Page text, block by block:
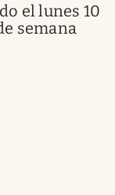
el lunes 10
semana